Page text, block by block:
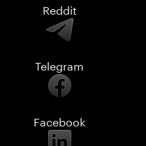
Reddit
Telegram
Facebook